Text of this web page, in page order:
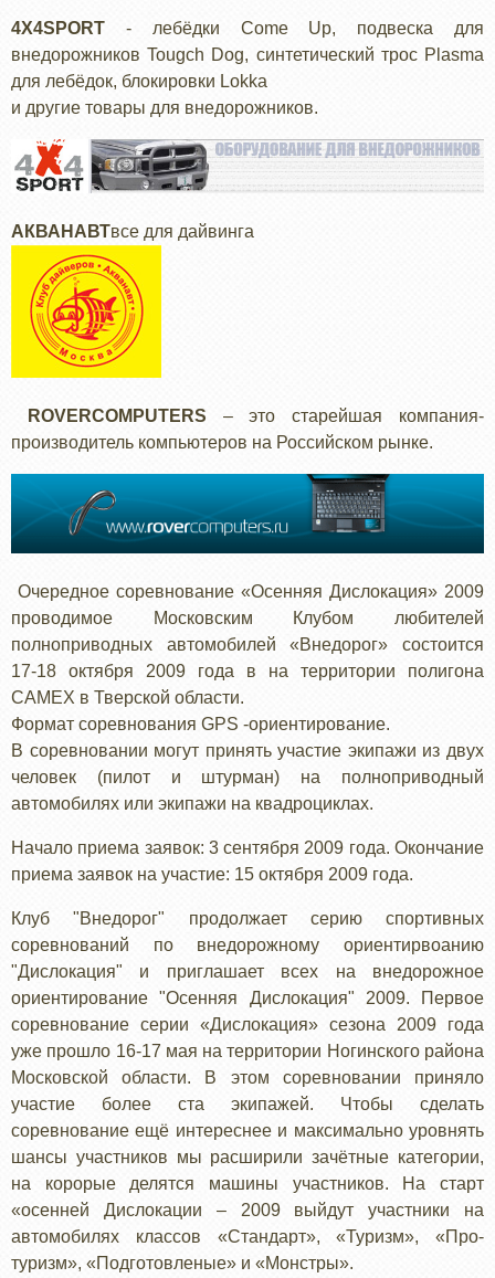
4X4SPORT - лебёдки Come Up, подвеска для
внедорожников Tougch Dog, синтетический трос Plasma
для лебёдок, блокировки Lokka
и другие товары для внедорожников.
АКВАНАВТвсе для дайвинга
ROVERCOMPUTERS – это старейшая компания-
производитель компьютеров на Российском рынке.
Очередное соревнование «Осенняя Дислокация» 2009
проводимое Московским Клубом любителей
полноприводных автомобилей «Внедорог» состоится
17-18 октября 2009 года в на территории полигона
CAMEX в Тверской области.
Формат соревнования GPS -ориентирование.
В соревновании могут принять участие экипажи из двух
человек (пилот и штурман) на полноприводный
автомобилях или экипажи на квадроциклах.
Начало приема заявок: 3 сентября 2009 года. Окончание
приема заявок на участие: 15 октября 2009 года.
Клуб "Внедорог" продолжает серию спортивных
соревнований по внедорожному ориентирвоанию
"Дислокация" и приглашает всех на внедорожное
ориентирование "Осенняя Дислокация" 2009. Первое
соревнование серии «Дислокация» сезона 2009 года
уже прошло 16-17 мая на территории Ногинского района
Московской области. В этом соревновании приняло
участие более ста экипажей. Чтобы сделать
соревнование ещё интереснее и максимально уровнять
шансы участников мы расширили зачётные категории,
на корорые делятся машины участников. На старт
«осенней Дислокации – 2009 выйдут участники на
автомобилях классов «Стандарт», «Туризм», «Про-
туризм», «Подготовленые» и «Монстры».